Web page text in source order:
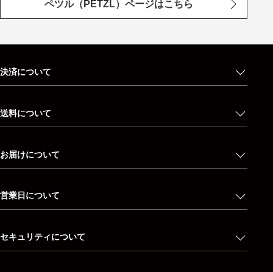
ペツル（PETZL）ページはこちら
決済について
送料について
お届けについて
営業日について
セキュリティについて